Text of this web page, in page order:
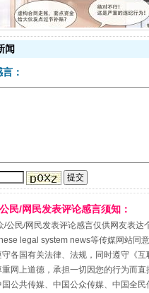
受贿1.44亿！段成刚被判无期
闻
：
民/网民发表评论感言须知：
/公民/网民发表评论感言仅供网友表
legal system news等传媒网站同
守各国有关法律、法规，同时遵守《互
网上道德，承担一切因您的行为而直
国公共传媒、中国公众传媒、中国全